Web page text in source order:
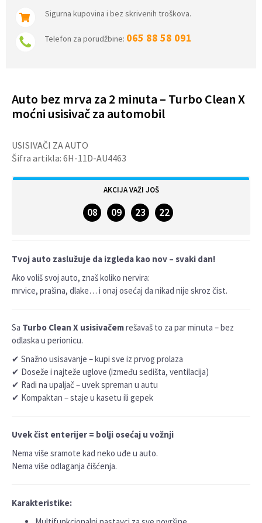
Sigurna kupovina i bez skrivenih troškova.
Telefon za porudžbine: 065 88 58 091
Auto bez mrva za 2 minuta – Turbo Clean X
moćni usisivač za automobil
USISIVAČI ZA AUTO
Šifra artikla: 6H-11D-AU4463
AKCIJA VAŽI JOŠ
08 09 23 22
Tvoj auto zaslužuje da izgleda kao nov – svaki dan!
Ako voliš svoj auto, znaš koliko nervira:
mrvice, prašina, dlake… i onaj osećaj da nikad nije skroz čist.
Sa Turbo Clean X usisivačemrešavaš to za par minuta – bez
odlaska u perionicu.
✔ Snažno usisavanje – kupi sve iz prvog prolaza
✔ Doseže i najteže uglove (između sedišta, ventilacija)
✔ Radi na upaljač – uvek spreman u autu
✔ Kompaktan – staje u kasetu ili gepek
Uvek čist enterijer = bolji osećaj u vožnji
Nema više sramote kad neko uđe u auto.
Nema više odlaganja čišćenja.
Karakteristike: